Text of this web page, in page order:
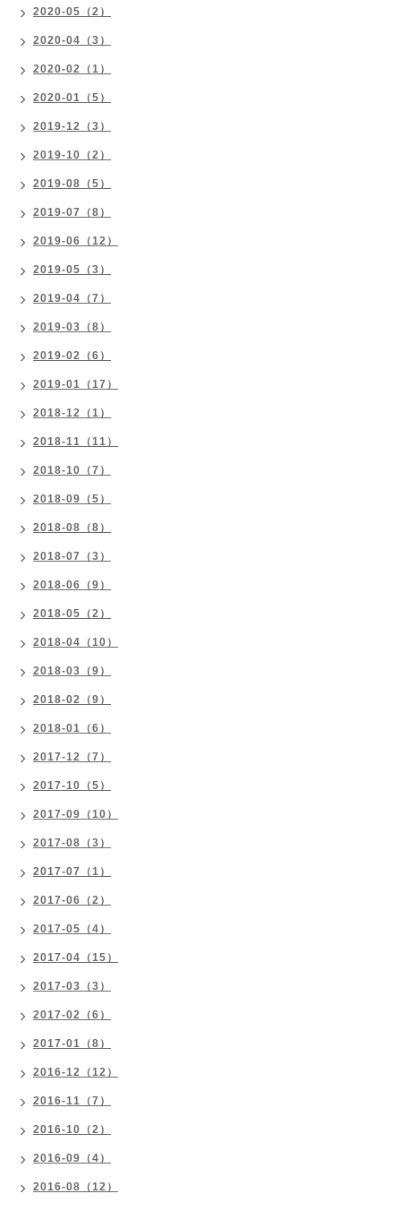
2020-05（2）
2020-04（3）
2020-02（1）
2020-01（5）
2019-12（3）
2019-10（2）
2019-08（5）
2019-07（8）
2019-06（12）
2019-05（3）
2019-04（7）
2019-03（8）
2019-02（6）
2019-01（17）
2018-12（1）
2018-11（11）
2018-10（7）
2018-09（5）
2018-08（8）
2018-07（3）
2018-06（9）
2018-05（2）
2018-04（10）
2018-03（9）
2018-02（9）
2018-01（6）
2017-12（7）
2017-10（5）
2017-09（10）
2017-08（3）
2017-07（1）
2017-06（2）
2017-05（4）
2017-04（15）
2017-03（3）
2017-02（6）
2017-01（8）
2016-12（12）
2016-11（7）
2016-10（2）
2016-09（4）
2016-08（12）